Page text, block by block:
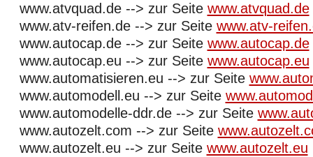
www.atvquad.de --> zur Seite www.atvquad.de
www.atv-reifen.de --> zur Seite www.atv-
www.autocap.de --> zur Seite www.autocap.de
www.autocap.eu --> zur Seite www.autocap.eu
www.automatisieren.eu --> zur Seite
www.automodell.eu --> zur Seite
www.automodelle-ddr.de --> zur Seite
www.autozelt.com --> zur Seite
www.autozelt.eu --> zur Seite www.autozelt.eu